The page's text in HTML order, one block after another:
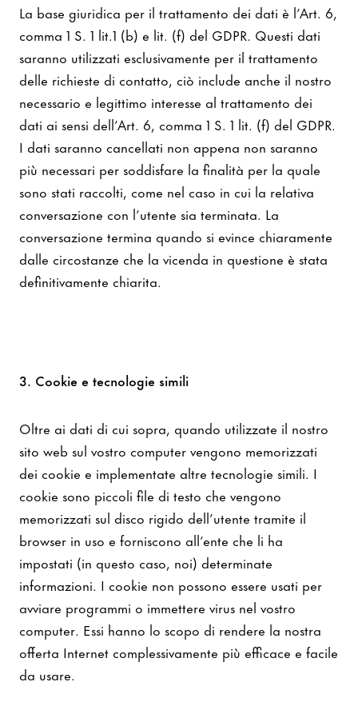
La base giuridica per il trattamento dei dati è l’Art. 6,
comma 1 S. 1 lit.1 (b) e lit. (f) del GDPR. Questi dati
saranno utilizzati esclusivamente per il trattamento
delle richieste di contatto, ciò include anche il nostro
necessario e legittimo interesse al trattamento dei
dati ai sensi dell’Art. 6, comma 1 S. 1 lit. (f) del GDPR.
I dati saranno cancellati non appena non saranno
più necessari per soddisfare la finalità per la quale
sono stati raccolti, come nel caso in cui la relativa
conversazione con l’utente sia terminata. La
conversazione termina quando si evince chiaramente
dalle circostanze che la vicenda in questione è stata
definitivamente chiarita.
3. Cookie e tecnologie simili
Oltre ai dati di cui sopra, quando utilizzate il nostro
sito web sul vostro computer vengono memorizzati
dei cookie e implementate altre tecnologie simili. I
cookie sono piccoli file di testo che vengono
memorizzati sul disco rigido dell’utente tramite il
browser in uso e forniscono all’ente che li ha
impostati (in questo caso, noi) determinate
informazioni. I cookie non possono essere usati per
avviare programmi o immettere virus nel vostro
computer. Essi hanno lo scopo di rendere la nostra
offerta Internet complessivamente più efficace e facile
da usare.